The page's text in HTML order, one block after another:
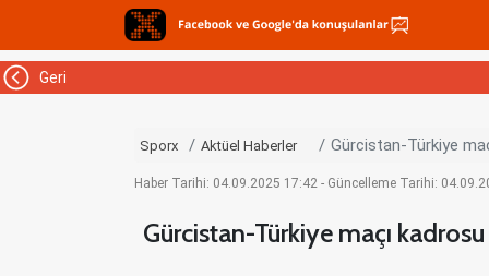
Geri
Sporx Aktüel Haberler Gürcistan-Türkiye
Haber Tarihi: 04.09.2025 17:42 - Güncelleme Tarihi:
Gürcistan-Türkiye maçı